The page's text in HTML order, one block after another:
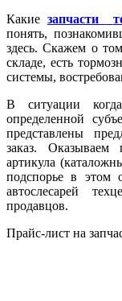
Какие запчасти
понять,
здесь. Скажем о
складе, есть
системы,
В ситуации
определенной
представлены
заказ. Оказываем
артикула
подспорье в этом
автослесарей
продавцов.
Прайс-лист на